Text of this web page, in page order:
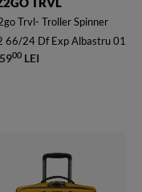
Trvl- Troller Spinner
66/24 Df Exp Albastru 01
00 LEI